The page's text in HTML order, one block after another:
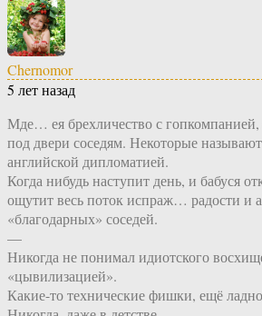
Chernomor
5 лет назад
Мде… ея брехличество с гопкомпанией,
под двери соседям. Некоторые
английской дипломатией.
Когда нибудь наступит день, и бабуся
ощутит весь поток испраж… радости и
«благодарных» соседей.
—
Никогда не понимал идиотского
«цывилизацией».
Какие-то технические фишки, ещё